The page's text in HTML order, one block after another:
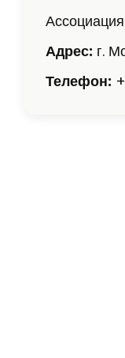
Адрес: г.
Телефон: